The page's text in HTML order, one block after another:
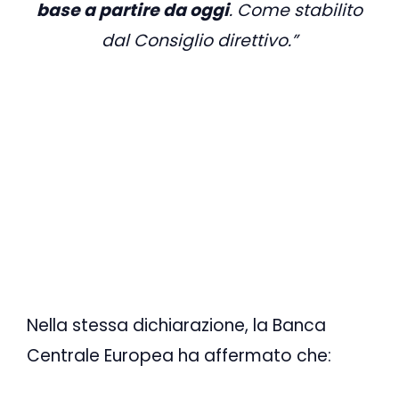
base a partire da oggi. Come stabilito
dal Consiglio direttivo.”
Nella stessa dichiarazione, la Banca
Centrale Europea ha affermato che: